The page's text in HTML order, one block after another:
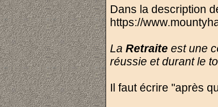
Dans la description
https://
La Retraite est une
réussie et durant le
Il faut écrire "après